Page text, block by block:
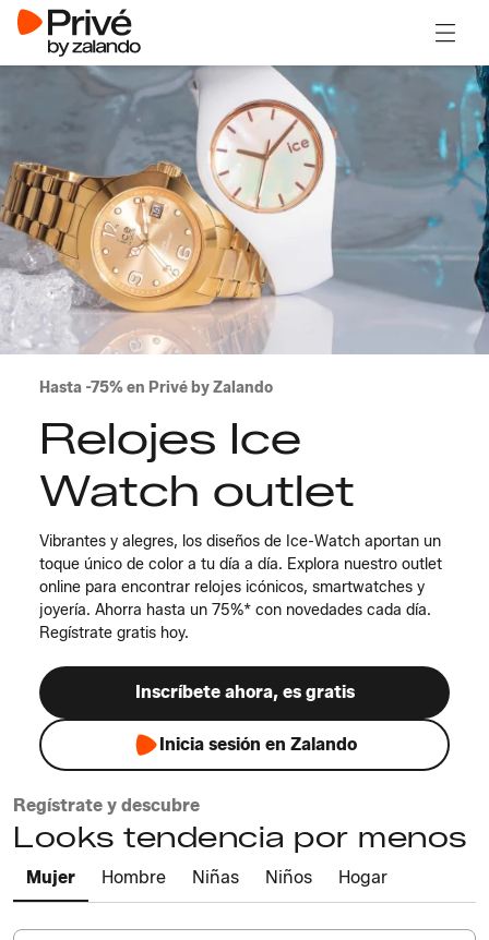
Hasta -75% en Privé by Zalando
Relojes Ice
Watch outlet
Vibrantes y alegres, los diseños de Ice-Watch aportan un
toque único de color a tu día a día. Explora nuestro outlet
online para encontrar relojes icónicos, smartwatches y
joyería. Ahorra hasta un 75%* con novedades cada día.
Regístrate gratis hoy.
Inscríbete ahora, es gratis
Inicia sesión en Zalando
Regístrate y descubre
Looks tendencia por menos
Mujer Hombre Niñas Niños Hogar